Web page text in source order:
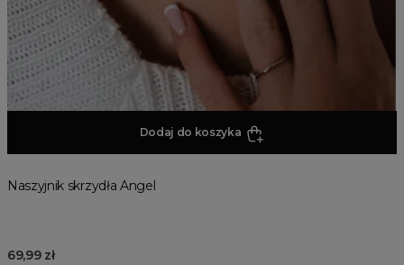
Dodaj do koszyka
Naszyjnik skrzydła Angel
69,99 zł